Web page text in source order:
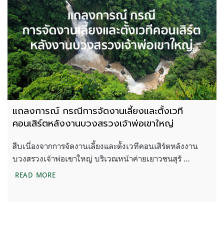
แถลงการณ์ กรณีการจัดงานเลี้ยงและตั้งเวที
คอนเสิร์ตหลังงานบวงสรวงเจ้าพ่อเขาใหญ่
สืบเนื่องจากการจัดงานเลี้ยงและตั้งเวทีคอนเสิร์ตหลังงาน
บวงสรวงเจ้าพ่อเขาใหญ่ บริเวณหน้าค่ายเยาวชนสุรั …
READ MOREแถลงการณ์ กรณีการจัดงานเลี้ยงและตั้งเวทีคอนเสิร์ต